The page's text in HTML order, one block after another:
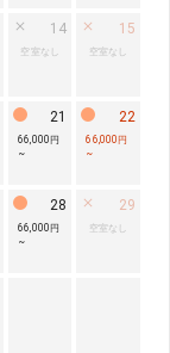
14
空室なし
15
空室なし
21
66,000円
~
22
66,000円
~
28
66,000円
~
29
空室なし